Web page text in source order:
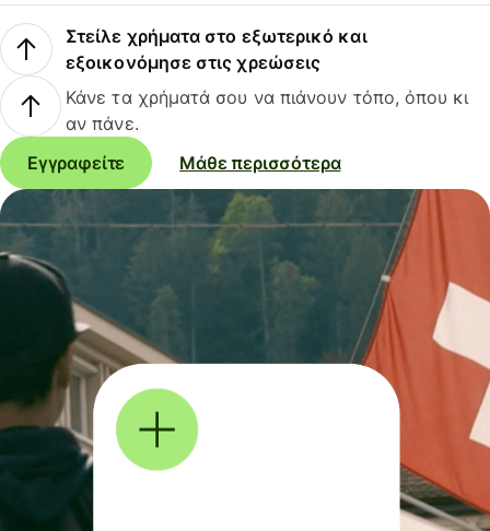
Στείλε χρήματα στο εξωτερικό και
εξοικονόμησε στις χρεώσεις
Κάνε τα χρήματά σου να πιάνουν τόπο, όπου κι
αν πάνε.
Εγγραφείτε
Μάθε περισσότερα